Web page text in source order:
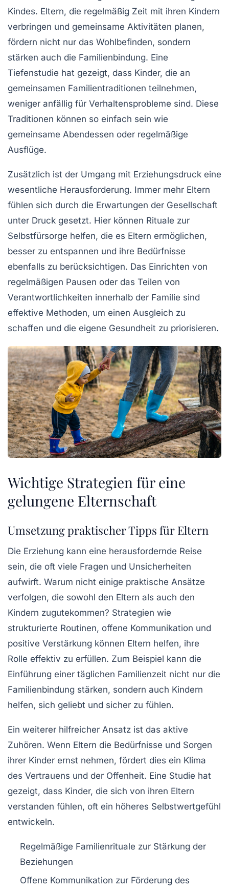
Kindes. Eltern, die regelmäßig Zeit mit ihren Kindern
verbringen und gemeinsame Aktivitäten planen,
fördern nicht nur das Wohlbefinden, sondern
stärken auch die Familienbindung. Eine
Tiefenstudie hat gezeigt, dass Kinder, die an
gemeinsamen Familientraditionen teilnehmen,
weniger anfällig für Verhaltensprobleme sind. Diese
Traditionen können so einfach sein wie
gemeinsame Abendessen oder regelmäßige
Ausflüge.
Zusätzlich ist der Umgang mit Erziehungsdruck eine
wesentliche Herausforderung. Immer mehr Eltern
fühlen sich durch die Erwartungen der Gesellschaft
unter Druck gesetzt. Hier können Rituale zur
Selbstfürsorge helfen, die es Eltern ermöglichen,
besser zu entspannen und ihre Bedürfnisse
ebenfalls zu berücksichtigen. Das Einrichten von
regelmäßigen Pausen oder das Teilen von
Verantwortlichkeiten innerhalb der Familie sind
effektive Methoden, um einen Ausgleich zu
schaffen und die eigene Gesundheit zu priorisieren.
Wichtige Strategien für eine
gelungene Elternschaft
Umsetzung praktischer Tipps für Eltern
Die Erziehung kann eine herausfordernde Reise
sein, die oft viele Fragen und Unsicherheiten
aufwirft. Warum nicht einige praktische Ansätze
verfolgen, die sowohl den Eltern als auch den
Kindern zugutekommen? Strategien wie
strukturierte Routinen, offene Kommunikation und
positive Verstärkung können Eltern helfen, ihre
Rolle effektiv zu erfüllen. Zum Beispiel kann die
Einführung einer täglichen Familienzeit nicht nur die
Familienbindung stärken, sondern auch Kindern
helfen, sich geliebt und sicher zu fühlen.
Ein weiterer hilfreicher Ansatz ist das aktive
Zuhören. Wenn Eltern die Bedürfnisse und Sorgen
ihrer Kinder ernst nehmen, fördert dies ein Klima
des Vertrauens und der Offenheit. Eine Studie hat
gezeigt, dass Kinder, die sich von ihren Eltern
verstanden fühlen, oft ein höheres Selbstwertgefühl
entwickeln.
Regelmäßige Familienrituale zur Stärkung der
Beziehungen
Offene Kommunikation zur Förderung des